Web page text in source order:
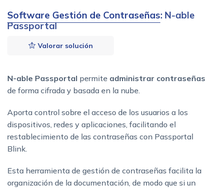
Software Gestión de Contraseñas: N-able
Passportal
Valorar solución
N-able Passportal permite administrar contraseñas
de forma cifrada y basada en la nube.
Aporta control sobre el acceso de los usuarios a los
dispositivos, redes y aplicaciones, facilitando el
restablecimiento de las contraseñas con Passportal
Blink.
Esta herramienta de gestión de contraseñas facilita la
organización de la documentación, de modo que si un